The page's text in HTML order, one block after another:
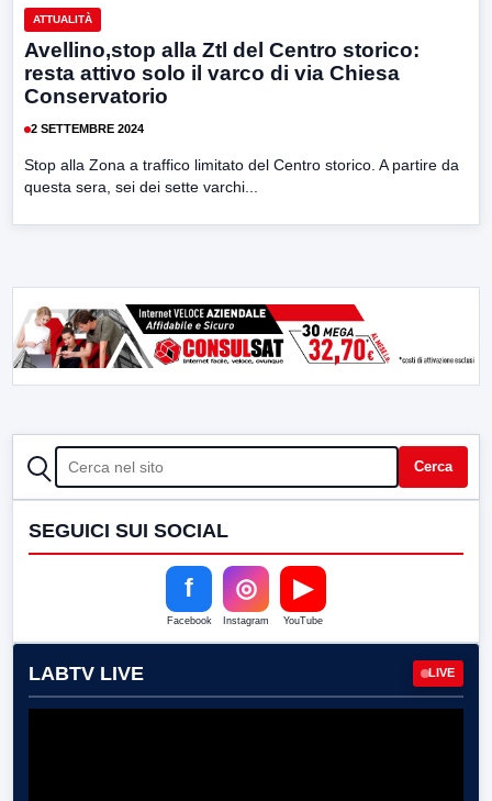
ATTUALITÀ
Avellino,stop alla Ztl del Centro storico:
resta attivo solo il varco di via Chiesa
Conservatorio
2 SETTEMBRE 2024
Stop alla Zona a traffico limitato del Centro storico. A partire da
questa sera, sei dei sette varchi...
CERCA Cerca
SEGUICI SUI SOCIAL
f
Facebook
◎
Instagram
▶
YouTube
LABTV LIVE LIVE